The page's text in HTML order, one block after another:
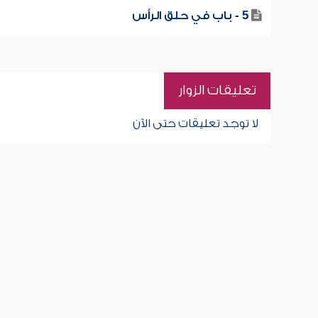
5 - باب في حلق الرأس
تعليقات الزوار
لا توجد تعليقات حتى الآن